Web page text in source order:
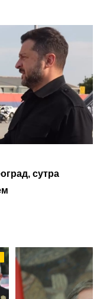
сутра